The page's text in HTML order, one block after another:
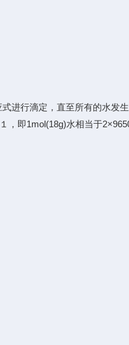
行滴定，直至所有的水发
即1mol(18g)水相当于